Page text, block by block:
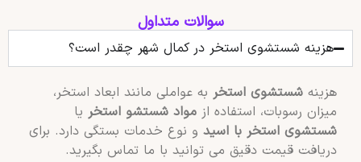
سوالات متداول
هزینه شستشوی استخر در کمال شهر چقدر است؟
هزینه شستشوی استخربه عواملی مانند ابعاد استخر،
میزان رسوبات، استفاده از مواد شستشو استخریا
شستشوی استخر با اسیدو نوع خدمات بستگی دارد. برای
دریافت قیمت دقیق می توانید با ما تماس بگیرید.